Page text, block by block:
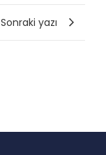
Sonraki yazı